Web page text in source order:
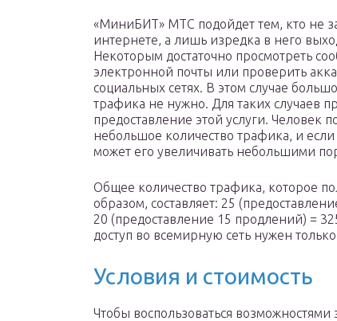
«МиниБИТ» МТС подойдет тем, кто не
интернете, а лишь изредка в него
Некоторым достаточно просмотреть
электронной почты или проверить
социальных сетях. В этом случае
трафика не нужно. Для таких случаев
предоставление этой услуги. Человек
небольшое количество трафика, и
может его увеличивать небольшими
Общее количество трафика, которое
образом, составляет: 25
20 (предоставление 15 продлений) =
доступ во всемирную сеть нужен
Условия и стоимость
Чтобы воспользоваться